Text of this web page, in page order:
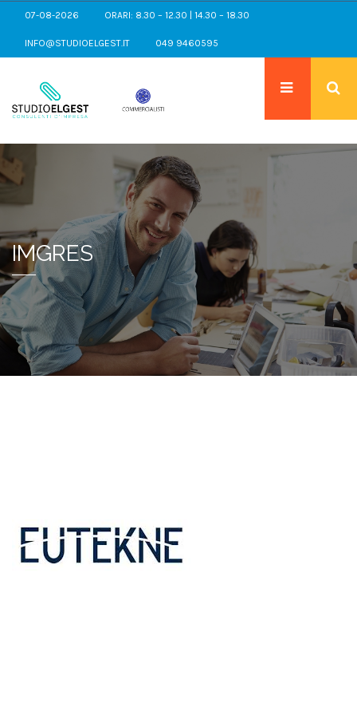
07-08-2026 ORARI: 8.30 – 12.30 | 14.30 – 18.30
INFO@STUDIOELGEST.IT 049 9460595
IMGRES